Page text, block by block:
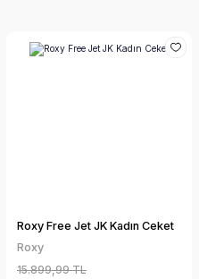
Roxy Free Jet JK Kadın Ceket
Roxy
15.899,99 TL